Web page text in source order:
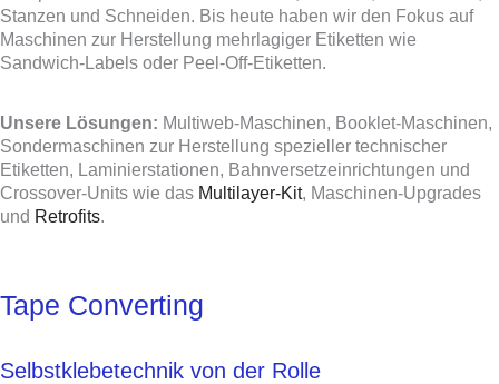
Stanzen und Schneiden. Bis heute haben wir den Fokus auf
Maschinen zur Herstellung mehrlagiger Etiketten wie
Sandwich-Labels oder Peel-Off-Etiketten.
Unsere Lösungen: Multiweb-Maschinen, Booklet-Maschinen,
Sondermaschinen zur Herstellung spezieller technischer
Etiketten, Laminierstationen, Bahnversetzeinrichtungen und
Crossover-Units wie das Multilayer-Kit, Maschinen-Upgrades
und Retrofits.
Tape Converting
Selbstklebetechnik von der Rolle